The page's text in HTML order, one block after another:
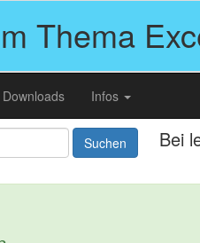
Thema
Downloads Infos
Suchen Bei